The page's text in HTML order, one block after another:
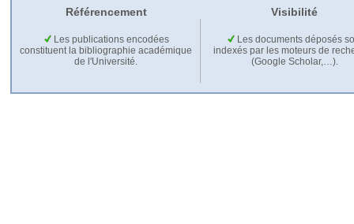
Référencement Visibilité
Les publications encodées
constituent la bibliographie académique
de l'Université.
Les documents déposés
indexés par les moteurs de
(Google Scholar,…).